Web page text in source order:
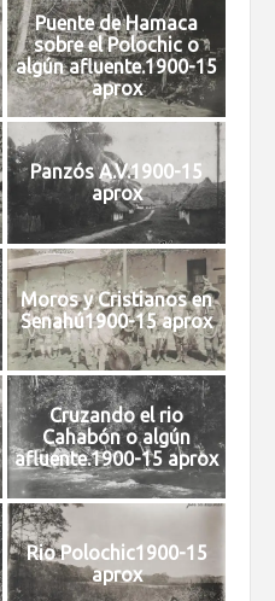
Puente de Hamaca
sobre el Polochic o
algún afluente.1900-15
aprox
Panzós A.V.1900-15
aprox
Moros y Cristianos en
Senahú1900-15 aprox
Cruzando el rio
Cahabón o algún
afluente.1900-15 aprox
Rio Polochic1900-15
aprox